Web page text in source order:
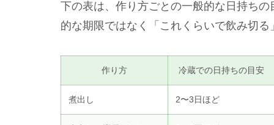
下の表は、作り方ごとの一般的な日持ち
的な期限ではなく「これくらいで飲み切
作り方 冷蔵での日持ちの目安
煮出し 2〜3日ほど